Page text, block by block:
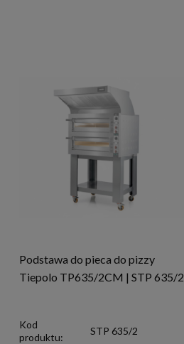
Podstawa do pieca do pizzy
Tiepolo TP635/2CM | STP 635/2
Kod
produktu:
STP 635/2